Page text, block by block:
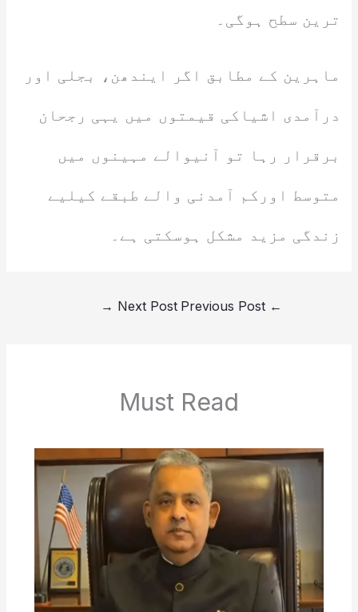
ترین سطح ہوگی۔
ماہرین کے مطابق اگر ایندھن، بجلی اور
درآمدی اشیاکی قیمتوں میں یہی رجحان
برقرار رہا تو آنیوالے مہینوں میں
متوسط اورکم آمدنی والے طبقے کیلیے
زندگی مزید مشکل ہوسکتی ہے۔
←
Next Post
→
Must Read